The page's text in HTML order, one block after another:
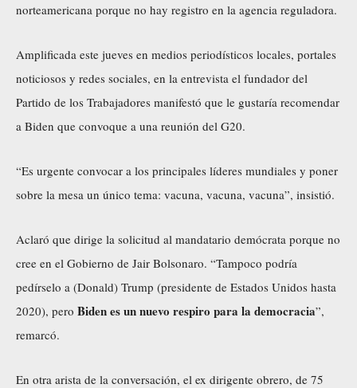
norteamericana porque no hay registro en la agencia reguladora.
Amplificada este jueves en medios periodísticos locales, portales
noticiosos y redes sociales, en la entrevista el fundador del
Partido de los Trabajadores manifestó que le gustaría recomendar
a Biden que convoque a una reunión del G20.
“Es urgente convocar a los principales líderes mundiales y poner
sobre la mesa un único tema: vacuna, vacuna, vacuna”, insistió.
Aclaró que dirige la solicitud al mandatario demócrata porque no
cree en el Gobierno de Jair Bolsonaro. “Tampoco podría
pedírselo a (Donald) Trump (presidente de Estados Unidos hasta
2020), pero Biden es un nuevo respiro para la democracia”,
remarcó.
En otra arista de la conversación, el ex dirigente obrero, de 75